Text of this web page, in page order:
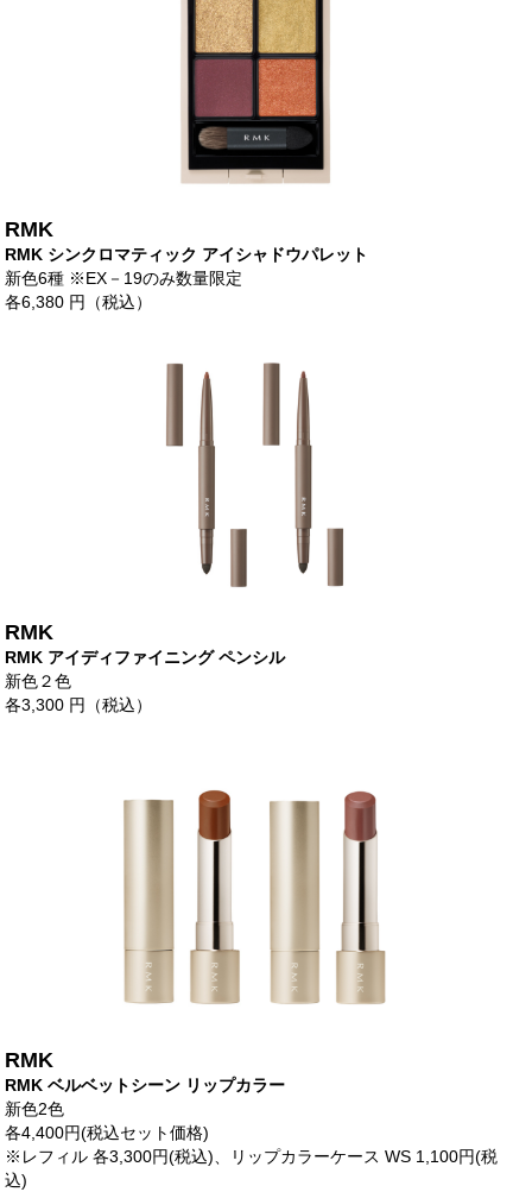
RMK
RMK シンクロマティック アイシャドウパレット
新色6種 ※EX－19のみ数量限定
各6,380 円（税込）
RMK
RMK アイディファイニング ペンシル
新色２色
各3,300 円（税込）
RMK
RMK ベルベットシーン リップカラー
新色2色
各4,400円(税込セット価格)
※レフィル 各3,300円(税込)、リップカラーケース WS 1,100円(税
込)